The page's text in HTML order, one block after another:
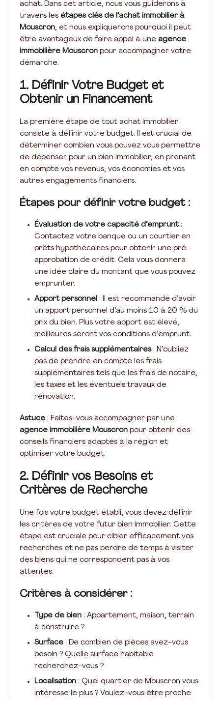
achat. Dans cet article, nous vous guiderons à
travers les étapes clés de l’achat immobilier à
Mouscron, et nous expliquerons pourquoi il peut
être avantageux de faire appel à une agence
immobilière Mouscron pour accompagner votre
démarche.
1. Définir Votre Budget et
Obtenir un Financement
La première étape de tout achat immobilier
consiste à définir votre budget. Il est crucial de
déterminer combien vous pouvez vous permettre
de dépenser pour un bien immobilier, en prenant
en compte vos revenus, vos économies et vos
autres engagements financiers.
Étapes pour définir votre budget :
Évaluation de votre capacité d’emprunt:
Contactez votre banque ou un courtier en
prêts hypothécaires pour obtenir une pré-
approbation de crédit. Cela vous donnera
une idée claire du montant que vous pouvez
emprunter.
Apport personnel : Il est recommandé d’avoir
un apport personnel d’au moins 10 à 20 % du
prix du bien. Plus votre apport est élevé,
meilleures seront vos conditions d’emprunt.
Calcul des frais supplémentaires: N’oubliez
pas de prendre en compte les frais
supplémentaires tels que les frais de notaire,
les taxes et les éventuels travaux de
rénovation.
Astuce : Faites-vous accompagner par une
agence immobilière Mouscron pour obtenir des
conseils financiers adaptés à la région et
optimiser votre budget.
2. Définir vos Besoins et
Critères de Recherche
Une fois votre budget établi, vous devez définir
les critères de votre futur bien immobilier. Cette
étape est cruciale pour cibler efficacement vos
recherches et ne pas perdre de temps à visiter
des biens qui ne correspondent pas à vos
attentes.
Critères à considérer :
Type de bien : Appartement, maison, terrain
à construire ?
Surface : De combien de pièces avez-vous
besoin ? Quelle surface habitable
recherchez-vous ?
Localisation : Quel quartier de Mouscron vous
intéresse le plus ? Voulez-vous être proche